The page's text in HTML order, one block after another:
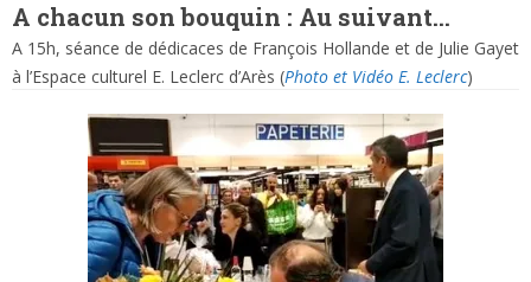
A chacun son bouquin : Au suivant…
A 15h, séance de dédicaces de François Hollande et de Julie Gayet
à l’Espace culturel E. Leclerc d’Arès (Photo et Vidéo E. Leclerc)